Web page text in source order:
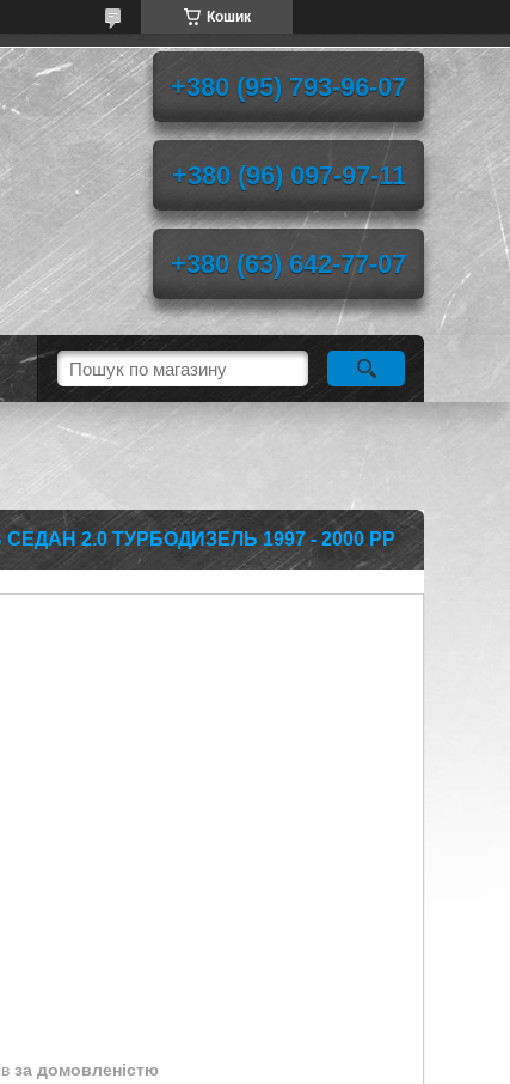
Кошик
+380 (95) 793-96-07
+380 (96) 097-97-11
+380 (63) 642-77-07
СЕДАН 2.0 ТУРБОДИЗЕЛЬ 1997 - 2000 РР
за домовленістю